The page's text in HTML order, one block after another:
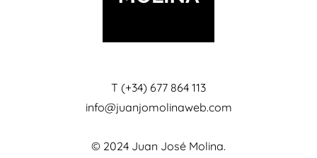
T (+34) 677 864 113
info@juanjomolinaweb.com
© 2024 Juan José Molina.